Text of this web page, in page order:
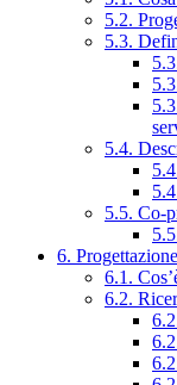
5.2.
5.3.
5.4.
5.5. Co-
6.
6.1.
6.2.